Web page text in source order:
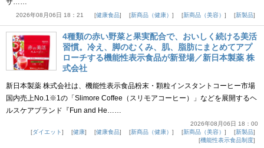
サ……
2026年08月06日 18：21 健康食品 新商品（健康） 新商品（美容） 新製品
4種類の赤い野菜と果実配合で、おいしく続ける美活
習慣。冷え、脚のむくみ、肌、脂肪にまとめてアプ
ローチする機能性表示食品が新登場／新日本製薬 株
式会社
新日本製薬 株式会社は、機能性表示食品粉末・顆粒インスタントコーヒー市場
国内売上No.1※1の「Slimore Coffee（スリモアコーヒー）」などを展開するヘ
ルスケアブランド『Fun and He……
2026年08月06日 18：00
ダイエット
健康 健康食品 新商品（健康） 新商品（美容）
新製品
機能性表示食品制度